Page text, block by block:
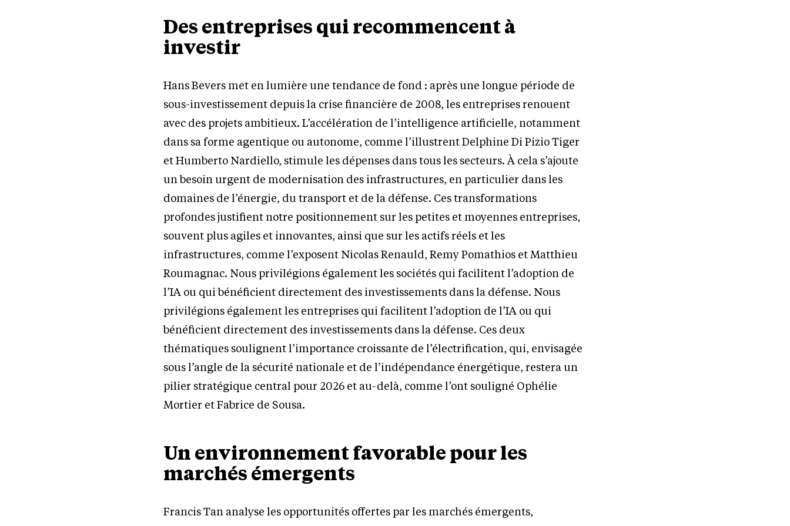
Des entreprises qui recommencent à
investir
Hans Bevers met en lumière une tendance de fond : après une longue période de
sous-investissement depuis la crise financière de 2008, les entreprises renouent
avec des projets ambitieux. L’accélération de l’intelligence artificielle, notamment
dans sa forme agentique ou autonome, comme l’illustrent Delphine Di Pizio Tiger
et Humberto Nardiello, stimule les dépenses dans tous les secteurs. À cela s’ajoute
un besoin urgent de modernisation des infrastructures, en particulier dans les
domaines de l’énergie, du transport et de la défense. Ces transformations
profondes justifient notre positionnement sur les petites et moyennes entreprises,
souvent plus agiles et innovantes, ainsi que sur les actifs réels et les
infrastructures, comme l’exposent Nicolas Renauld, Remy Pomathios et Matthieu
Roumagnac. Nous privilégions également les sociétés qui facilitent l’adoption de
l’IA ou qui bénéficient directement des investissements dans la défense. Nous
privilégions également les entreprises qui facilitent l’adoption de l’IA ou qui
bénéficient directement des investissements dans la défense. Ces deux
thématiques soulignent l’importance croissante de l’électrification, qui, envisagée
sous l’angle de la sécurité nationale et de l’indépendance énergétique, restera un
pilier stratégique central pour 2026 et au-delà, comme l’ont souligné Ophélie
Mortier et Fabrice de Sousa.
Un environnement favorable pour les
marchés émergents
Francis Tan analyse les opportunités offertes par les marchés émergents,